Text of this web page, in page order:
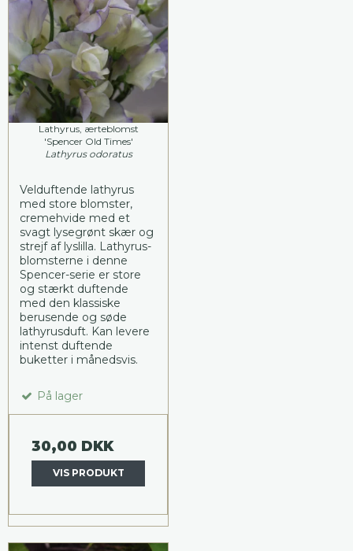
Lathyrus, ærteblomst
'Spencer Old Times'
Lathyrus odoratus
Velduftende lathyrus
med store blomster,
cremehvide med et
svagt lysegrønt skær og
strejf af lyslilla. Lathyrus-
blomsterne i denne
Spencer-serie er store
og stærkt duftende
med den klassiske
berusende og søde
lathyrusduft. Kan levere
intenst duftende
buketter i månedsvis.
På lager
30,00 DKK
VIS PRODUKT